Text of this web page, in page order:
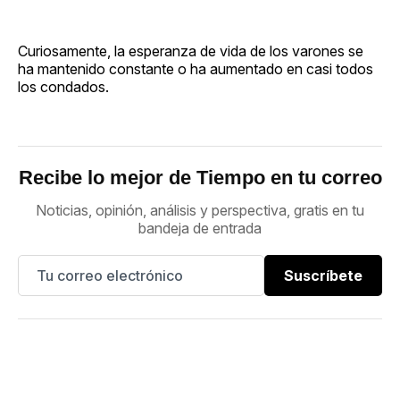
Curiosamente, la esperanza de vida de los varones se
ha mantenido constante o ha aumentado en casi todos
los condados.
Recibe lo mejor de Tiempo en tu correo
Noticias, opinión, análisis y perspectiva, gratis en tu
bandeja de entrada
Suscríbete